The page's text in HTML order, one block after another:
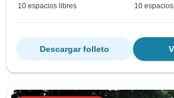
10 espacios libres 10
Descargar folleto